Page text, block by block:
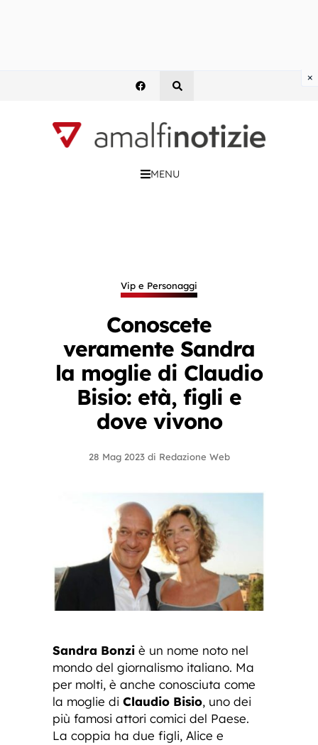
MENU
Vip e Personaggi
Conoscete
veramente Sandra
la moglie di Claudio
Bisio: età, figli e
dove vivono
28 Mag 2023 di Redazione Web
Sandra Bonzi è un nome noto nel
mondo del giornalismo italiano. Ma
per molti, è anche conosciuta come
la moglie di Claudio Bisio, uno dei
più famosi attori comici del Paese.
La coppia ha due figli, Alice e
×